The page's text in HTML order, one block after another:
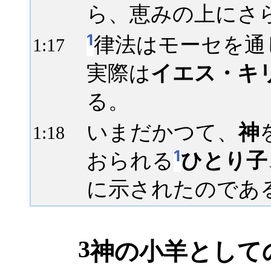
ら、恵みの上にさ
1:17 1律法はモーセを
実際はイエス・キ
る。
1:18 いまだかつて、神
おられる 1ひとり子
に示されたのであ
3神の小羊とし